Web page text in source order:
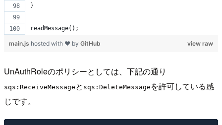
}
readMessage();
view raw
main.js hosted with ❤ by GitHub
UnAuthRoleのポリシーとしては、下記の通り
sqs:ReceiveMessage と sqs:DeleteMessage を許可している感
じです。